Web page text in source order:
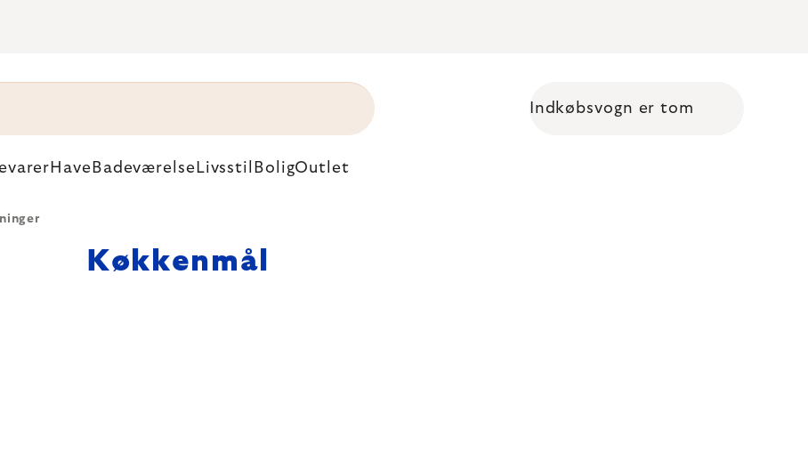
Shopping cart
Indkøbsvogn er tom
Have Badeværelse Livsstil BoligOutlet
Køkkenmål